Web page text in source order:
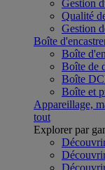
Gestion
Qualité
Gestion
Boîte
Boîte
Boîte de
Boîte
Boîte et
Appareillage,
tout
Explorer par